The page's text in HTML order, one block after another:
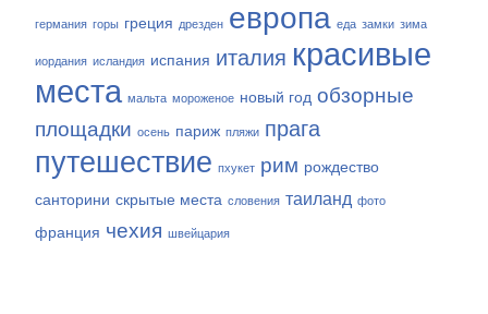
германия горы греция дрезден европа еда замки зима
иордания исландия испания италия красивые
места мальта мороженое новый год обзорные
площадки осень париж пляжи прага
путешествие пхукет рим рождество
санторини скрытые места словения таиланд фото
франция чехия швейцария